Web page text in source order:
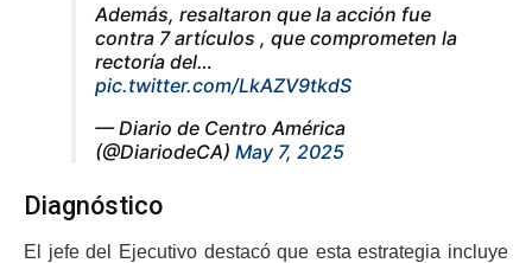
Además, resaltaron que la acción fue
contra 7 artículos , que comprometen la
rectoría del…
pic.twitter.com/LkAZV9tkdS
— Diario de Centro América
(@DiariodeCA) May 7, 2025
Diagnóstico
El jefe del Ejecutivo destacó que esta estrategia incluye